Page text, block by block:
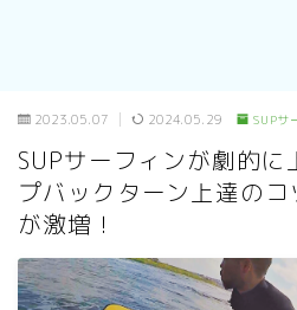
2023.05.07 2024.05.29 SUPサ
SUPサーフィンが劇的に
プバックターン上達の
が激増！